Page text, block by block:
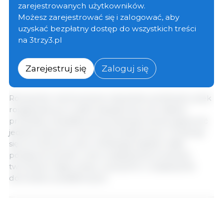
wieprzowiny w perspektywie średnioterminowej.
Krasnov spodziewa się, że eksport wieprzowiny do
Chin wzrośnie do 100 000 ton w ciągu najbliższych
kilku lat, a być może nawet do 200 000 ton. W 2022 r.
ponad 160 000 ton, a w 2023 r. ma osiągnąć 200 000
ton.
Rozwój ten ma kluczowe znaczenie, ponieważ rynek
rosyjski jest już w pełni zaopatrzony we własne
produkty, a dodatkową produkcję można zapewnić
jedynie poprzez nowe rynki eksportowe. Oczekuje
się, że otwarcie rynku chińskiego będzie miało
pozytywne skutki, w tym zwiększenie produkcji,
tworzenie miejsc pracy, rozwój firm i zwiększenie
dochodów podatkowych.
zarejestrowanych użytkowników.
Możesz zarejestrować się i zalogować, aby
uzyskać bezpłatny dostęp do wszystkich treści
na 3trzy3.pl
Zarejestruj się Zaloguj się